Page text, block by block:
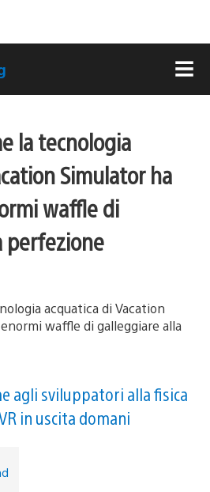
la tecnologia
Simulator ha
waffle di
perfezione
agli sviluppatori alla fisica
in uscita domani